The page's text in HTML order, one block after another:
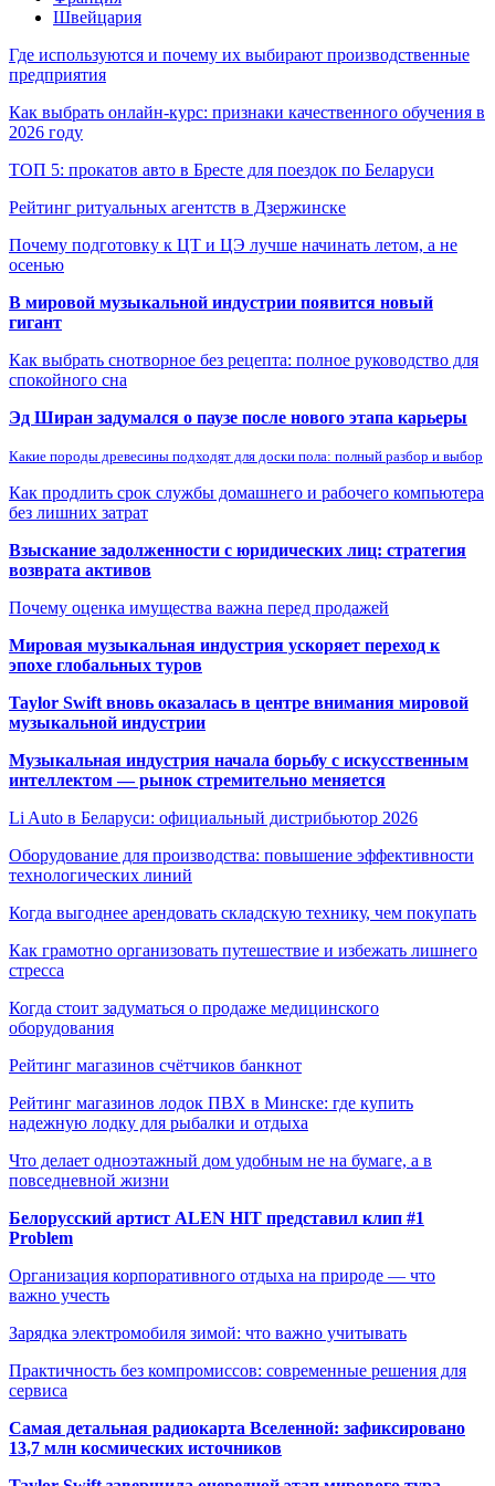
Швейцария
Где используются и почему их выбирают производственные
предприятия
Как выбрать онлайн-курс: признаки качественного обучения в
2026 году
ТОП 5: прокатов авто в Бресте для поездок по Беларуси
Рейтинг ритуальных агентств в Дзержинске
Почему подготовку к ЦТ и ЦЭ лучше начинать летом, а не
осенью
В мировой музыкальной индустрии появится новый
гигант
Как выбрать снотворное без рецепта: полное руководство для
спокойного сна
Эд Ширан задумался о паузе после нового этапа карьеры
Какие породы древесины подходят для доски пола: полный разбор и выбор
Как продлить срок службы домашнего и рабочего компьютера
без лишних затрат
Взыскание задолженности с юридических лиц: стратегия
возврата активов
Почему оценка имущества важна перед продажей
Мировая музыкальная индустрия ускоряет переход к
эпохе глобальных туров
Taylor Swift вновь оказалась в центре внимания мировой
музыкальной индустрии
Музыкальная индустрия начала борьбу с искусственным
интеллектом — рынок стремительно меняется
Li Auto в Беларуси: официальный дистрибьютор 2026
Оборудование для производства: повышение эффективности
технологических линий
Когда выгоднее арендовать складскую технику, чем покупать
Как грамотно организовать путешествие и избежать лишнего
стресса
Когда стоит задуматься о продаже медицинского
оборудования
Рейтинг магазинов счётчиков банкнот
Рейтинг магазинов лодок ПВХ в Минске: где купить
надежную лодку для рыбалки и отдыха
Что делает одноэтажный дом удобным не на бумаге, а в
повседневной жизни
Белорусский артист ALEN HIT представил клип #1
Problem
Организация корпоративного отдыха на природе — что
важно учесть
Зарядка электромобиля зимой: что важно учитывать
Практичность без компромиссов: современные решения для
сервиса
Самая детальная радиокарта Вселенной: зафиксировано
13,7 млн космических источников